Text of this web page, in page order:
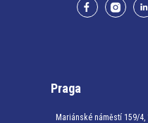
Praga
Mariánské náměstí 159/4,